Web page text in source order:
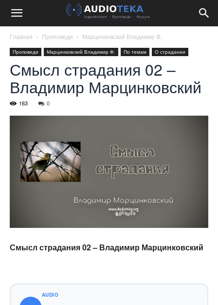
Главная Проповеди Марцинковский Владимир Ф.
Проповеди Марцинковский Владимир Ф. По темам О страдании
Смысл страдания 02 –
Владимир Марцинковский
163 0
Смысл страдания 02 – Владимир Марцинковский
AUDIO